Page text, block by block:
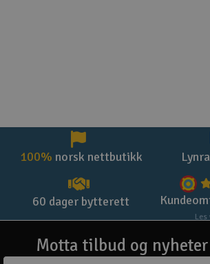
100% norsk nettbutikk
60 dager bytterett
Les
Motta tilbud og